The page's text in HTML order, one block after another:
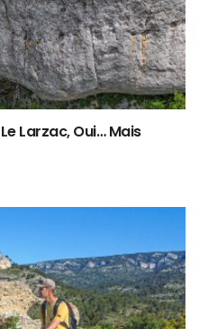
Larzac, Oui… Mais